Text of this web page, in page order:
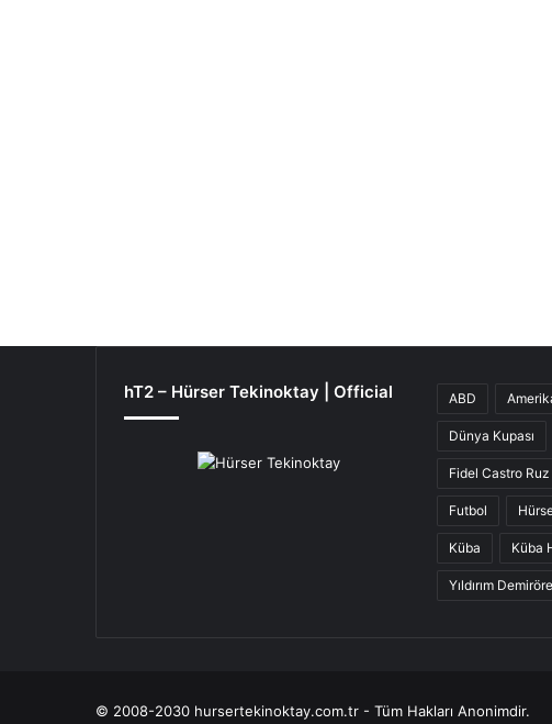
hT2 – Hürser Tekinoktay | Official ABD
Dünya Kupası
Fidel Castro Ruz
Futbol
Küba Küba
Yıldırım
© 2008-2030 hursertekinoktay.com.tr - Tüm Hakları Anonimdir.